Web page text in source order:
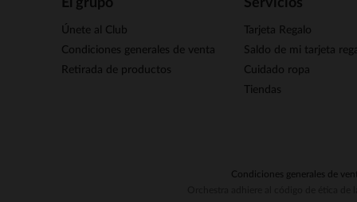
El grupo
Únete al Club
Condiciones generales de venta
Retirada de productos
Servicios
Tarjeta Regalo
Saldo de mi tarjeta
Cuidado ropa
Tiendas
Condiciones generales de